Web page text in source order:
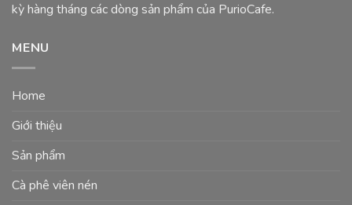
kỳ hàng tháng các dòng sản phẩm của PurioCafe.
MENU
Home
Giới thiệu
Sản phẩm
Cà phê viên nén